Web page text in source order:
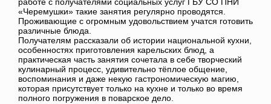
работе с получателями социальных услуг ГБУ СО ПНИ
«Черемушки» такие занятия регулярно проводятся.
Проживающие с огромным удовольствием учатся готовить
различные блюда.
Получателям рассказали об истории национальной кухни,
особенностях приготовления карельских блюд, а
практическая часть занятия сочетала в себе творческий
кулинарный процесс, удивительно тёплое общение,
воспоминания и даже некую гастрономическую магию,
которая присутствует только на кухне и только во время
полного погружения в поварское дело.